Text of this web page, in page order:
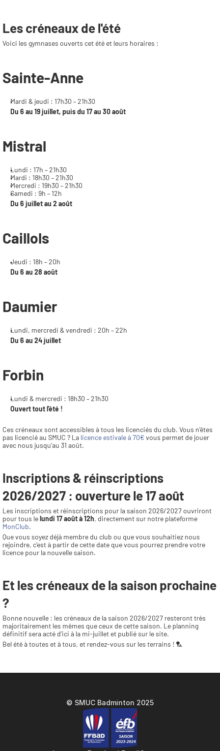
Les créneaux de l'été
Voici les gymnases ouverts cet été et leurs horaires :
Sainte-Anne
Mardi & jeudi : 17h30 – 21h30
Du 6 au 19 juillet, puis du 17 au 30 août
Mistral
Lundi : 17h – 21h30
Mardi : 18h30 – 21h30
Mercredi : 19h30 – 21h30
Samedi : 9h – 12h
Du 6 juillet au 2 août
Caillols
Jeudi : 18h – 20h
Du 6 au 28 août
Daumier
Lundi, mercredi & vendredi : 20h – 22h
Du 6 au 24 juillet
Forbin
Lundi & mercredi : 18h30 – 21h30
Ouvert tout l'été !
Ces créneaux sont accessibles à tous les licenciés du club. Vous n'êtes
pas licencié au SMUC ? La licence estivale à 70€ vous permet de jouer
avec nous jusqu'au 31 août.
Inscriptions & réinscriptions
2026/2027 : ouverture le 17 août
Les inscriptions et réinscriptions pour la saison 2026/2027 ouvriront
pour tous le lundi 17 août à 12h
MonClub.
Que vous soyez déjà membre du club ou que vous souhaitiez nous
rejoindre, c'est à partir de cette date que vous pourrez prendre votre
licence pour la nouvelle saison.
Et les créneaux de la saison prochaine
?
Bonne nouvelle : les créneaux de la saison 2026/2027 resteront très
majoritairement les mêmes que ceux de cette saison. Le planning
définitif sera acté d'ici à la mi-juillet et publié sur le site.
Bel été à toutes et à tous, et rendez-vous sur les terrains ! 🏸
© SMUC Badminton 2025